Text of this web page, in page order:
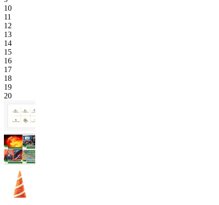
10
11
12
13
14
15
16
17
18
19
20